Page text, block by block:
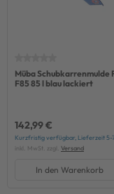
Müba Schubkarrenmulde
F85 85 l blau lackiert
142,99 €
Kurzfristig verfügbar, Lieferzeit 5-
inkl. MwSt. zzgl. Versand
In den Warenkorb